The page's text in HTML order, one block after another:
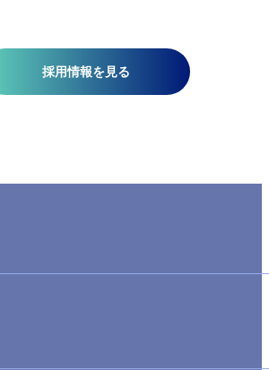
採用情報を見る